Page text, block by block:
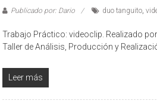
Publicado por: Dario duo tanguito,
Trabajo Práctico: videoclip. Realizado
Taller de Análisis, Producción y
Leer más